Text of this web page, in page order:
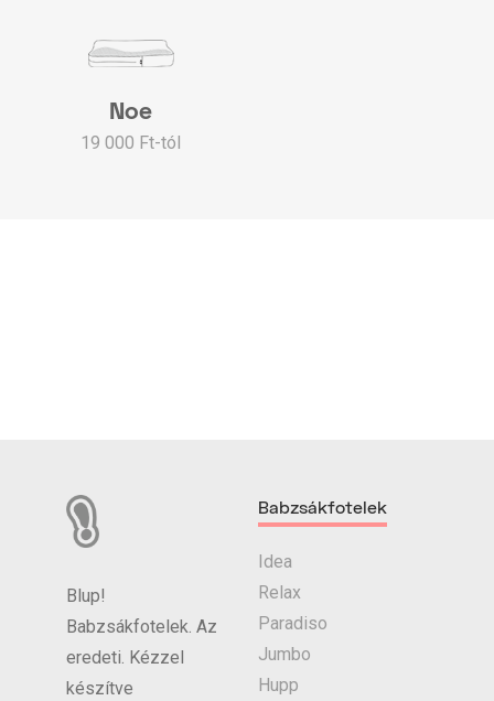
Noe
19 000 Ft-tól
Blup!
Babzsákfotelek. Az
eredeti. Kézzel
készítve
Babzsákfotelek
Idea
Relax
Paradiso
Jumbo
Hupp